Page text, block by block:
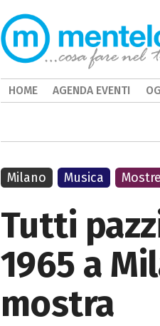
Tutti
1965 a
mostra
Milano Musica Mostre
HOME AGENDA EVENTI